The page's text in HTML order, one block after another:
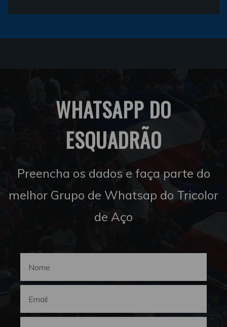
WHATSAPP DO
ESQUADRÃO
Preencha os dados e faça parte do
melhor Grupo de Whatsap do Tricolor
de Aço